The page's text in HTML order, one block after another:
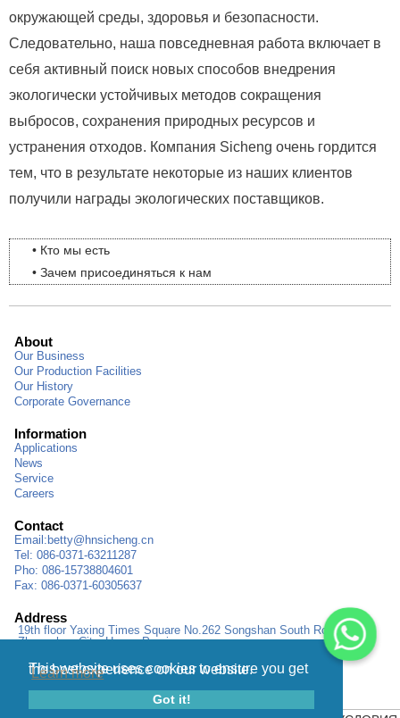
This website uses cookies to ensure you get the best experience on our website.
Learn more
Got it!
окружающей среды, здоровья и безопасности.
Следовательно, наша повседневная работа включает в
себя активный поиск новых способов внедрения
экологически устойчивых методов сокращения
выбросов, сохранения природных ресурсов и
устранения отходов. Компания Sicheng очень гордится
тем, что в результате некоторые из наших клиентов
получили награды экологических поставщиков.
• Кто мы есть
• Зачем присоединяться к нам
About
Our Business
Our Production Facilities
Our History
Corporate Governance
Information
Applications
News
Service
Careers
Contact
Email: betty@hnsicheng.cn
Tel: 086-0371-63211287
Pho: 086-15738804601
Fax: 086-0371-60305637
Address
19th floor Yaxing Times Square No.262 Songshan South Road,
Zhengzhou City, Henan Province